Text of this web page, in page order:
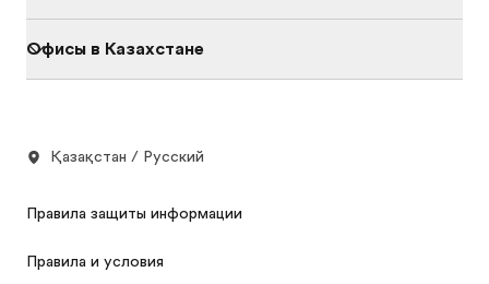
Офисы в Казахстане
Қазақстан / Русский
Правила защиты информации
Правила и условия